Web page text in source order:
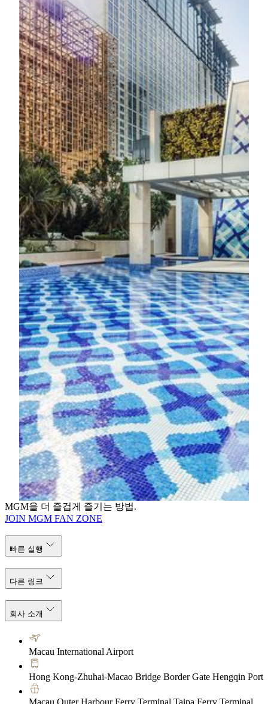
스파 및 헬스
TRIA
MGM COTAI의 TRIA는 전통적인 휴식과 현대적인 웰
니스를 조화롭게 결합한 안식처입니다. ‘럭셔리를 넘어
서는 웰니스’라는 철학을 바탕으로, 오랜 전통의 케어
와 첨단 웰니스 기술을 결합해 차별화된 스파 경험을 제
공합니다. 포르투갈식 정원에서 영감을 받은 공간에서
신체의 균형을 회복하고 마음을 재충전하며 에너지를
끌어올리도록 세심하게 설계되었습니다.
더 알아보기
피트니스 센터
TRIA의 피트니스 센터는 최신 트레이닝 장비와 다목적
OMNIA 기능성 트레이닝 유닛을 갖추어 유산소 운동과
웨이트 트레이닝을 위한 최적의 환경을 제공합니다. 에
어로빅 및 무브먼트 스튜디오에서는 워밍업, 스트레칭,
기능성 트레이닝을 위한 최적의 공간을 제공합니다. 경
험이 풍부한 피트니스 트레이너의 다국어 지도 아래, 건
강 평가 및 개인 맞춤 트레이닝 플랜도 이용할 수 있습
니다.
더 알아보기
수영장
고요한 정원 속에 자리한 TRIA는 균형과 조화를 회복
할 수 있도록 세심하게 설계된 휴식 공간입니다. 평화로
운 정원을 거닐거나 넓은 수영장에서 시간을 보내며 자
연의 고요 속에 몸을 맡길 수 있습니다. 풀사이드의 하
이드로테라피 자쿠지는 따뜻한 물결로 깊은 피로를 풀
어주며 진정한 휴식을 제공합니다.
더 알아보기
MGM을 더 즐겁게 즐기는 방법.
JOIN MGM FAN ZONE
빠른 실행
다른 링크
회사 소개
Macau International Airport
Hong Kong-Zhuhai-Macao Bridge Border Gate Hengqin Port